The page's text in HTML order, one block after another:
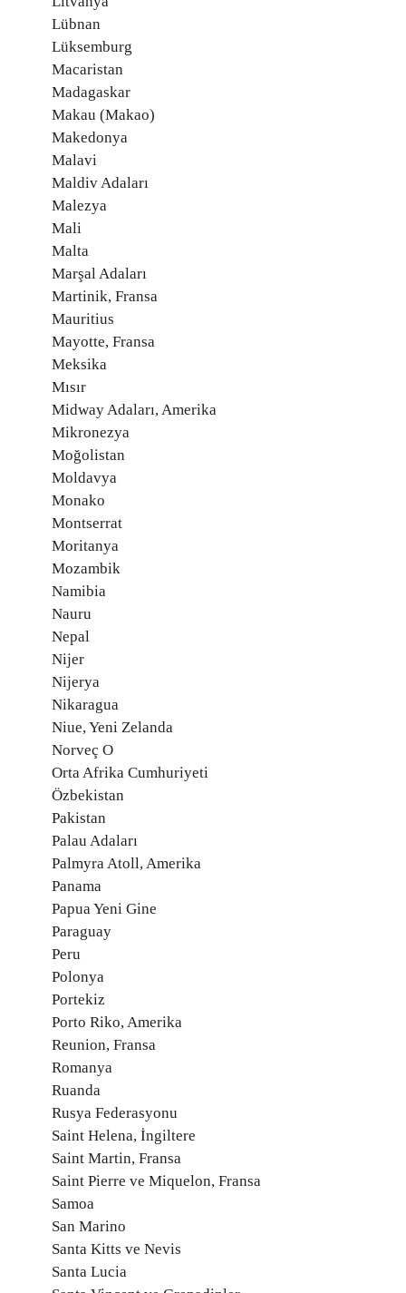
Lübnan
Lüksemburg
Macaristan
Madagaskar
Makau (Makao)
Makedonya
Malavi
Maldiv Adaları
Malezya
Mali
Malta
Marşal Adaları
Martinik, Fransa
Mauritius
Mayotte, Fransa
Meksika
Mısır
Midway Adaları, Amerika
Mikronezya
Moğolistan
Moldavya
Monako
Montserrat
Moritanya
Mozambik
Namibia
Nauru
Nepal
Nijer
Nijerya
Nikaragua
Niue, Yeni Zelanda
Norveç O
Orta Afrika Cumhuriyeti
Özbekistan
Pakistan
Palau Adaları
Palmyra Atoll, Amerika
Panama
Papua Yeni Gine
Paraguay
Peru
Polonya
Portekiz
Porto Riko, Amerika
Reunion, Fransa
Romanya
Ruanda
Rusya Federasyonu
Saint Helena, İngiltere
Saint Martin, Fransa
Saint Pierre ve Miquelon, Fransa
Samoa
San Marino
Santa Kitts ve Nevis
Santa Lucia